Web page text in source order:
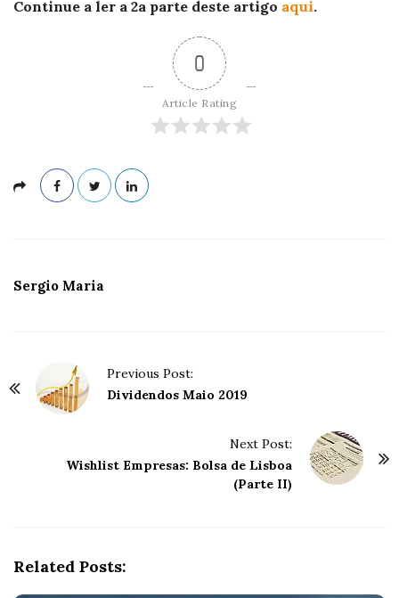
Continue a ler a 2a parte deste artigo aqui.
0
Article Rating
Sergio Maria
Previous Post:
Dividendos Maio 2019
Next Post:
Wishlist Empresas: Bolsa de Lisboa
(Parte II)
Related Posts: